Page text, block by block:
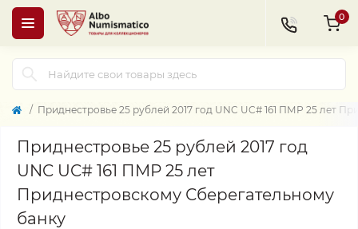
0
Приднестровье 25 рублей 2017 год UNC UC# 161 ПМР 25 лет
Приднестровье 25 рублей 2017 год
UNC UC# 161 ПМР 25 лет
Приднестровскому Сберегательному
банку